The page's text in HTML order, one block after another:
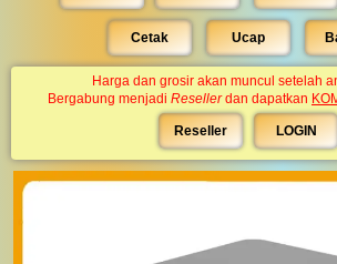
Cetak Ucap
Harga dan grosir akan muncul setelah
Bergabung menjadi Resellerdan dapatkan
Reseller LOGIN